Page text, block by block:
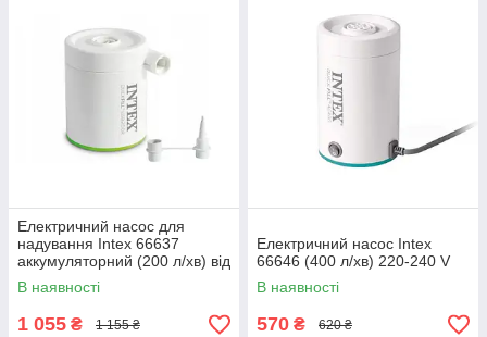
Електричний насос для
надування Intex 66637
аккумуляторний (200 л/хв) від
USB 5V + Powerbank 2000
mAh
В наявності
1 055 ₴ 1 155 ₴
Електричний насос Intex
66646 (400 л/хв) 220-240 V
В наявності
570 ₴ 620 ₴